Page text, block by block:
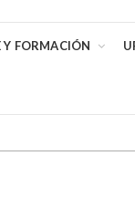
Y FORMACIÓN